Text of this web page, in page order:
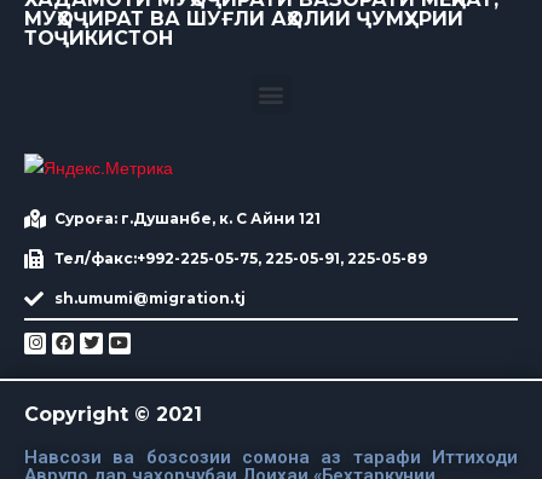
МУҲОҶИРАТ ВА ШУҒЛИ АҲОЛИИ ҶУМҲУРИИ
ТОҶИКИСТОН
Суроға: г.Душанбе, к. С Айни 121
Тел/факс:+992-225-05-75, 225-05-91, 225-05-89
sh.umumi@migration.tj
Copyright © 2021
Навсози ва бозсозии сомона аз тарафи Иттиходи